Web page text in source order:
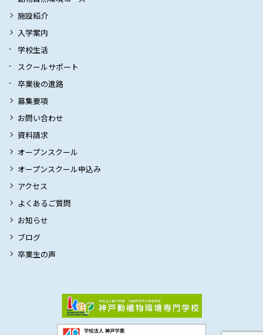
施設紹介
入学案内
学校生活
スクールサポート
卒業後の進路
募集要項
お問い合わせ
資料請求
オープンスクール
オープンスクール申込み
アクセス
よくあるご質問
お知らせ
ブログ
卒業生の声